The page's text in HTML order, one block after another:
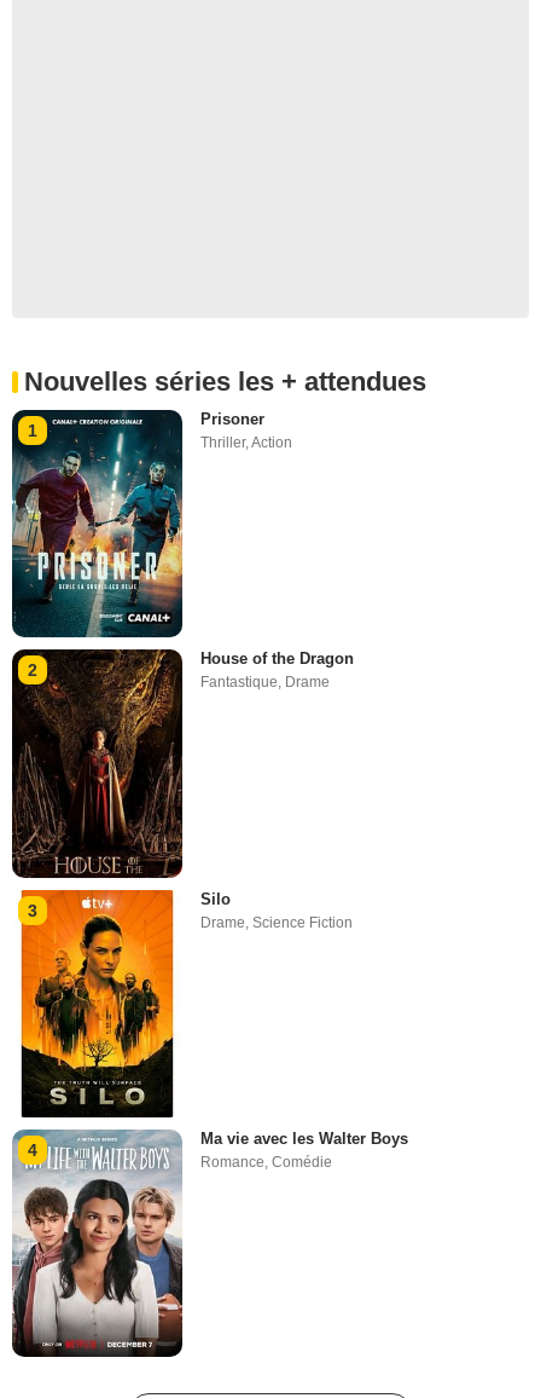
Nouvelles séries les + attendues
1
Prisoner
Thriller,Action
2
House of the Dragon
Fantastique, Drame
3
Silo
Drame ,Science Fiction
4
Ma vie avec les Walter Boys
Romance,Comédie